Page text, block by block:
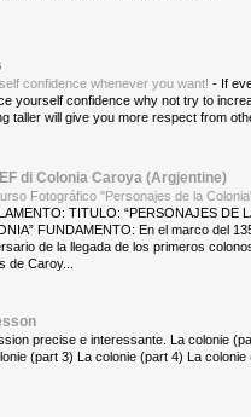
confidence whenever you want! - If
yourself confidence why not try to
taller will give you more respect from
di Colonia Caroya (Argjentine)
Fotográfico "Personajes de la
TITULO: “PERSONAJES DE
FUNDAMENTO: En el marco del
de la llegada de los primeros
de Caroy...
precise e interessante. La colonie
(part 3) La colonie (part 4) La colonie